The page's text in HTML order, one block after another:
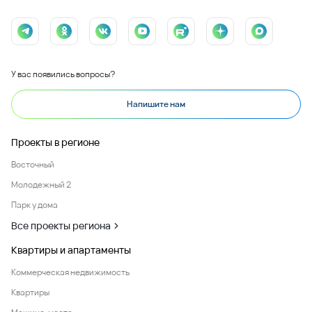
У вас появились вопросы?
Напишите нам
Проекты в регионе
Восточный
Молодежный 2
Парк у дома
Все проекты региона
Квартиры и апартаменты
Коммерческая недвижимость
Квартиры